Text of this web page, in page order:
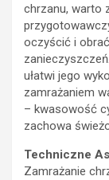
chrzanu, warto
oczyścić i
ułatwi jego
zamrażaniem
– kwasowość
zachowa
Techniczne
Zamrażanie